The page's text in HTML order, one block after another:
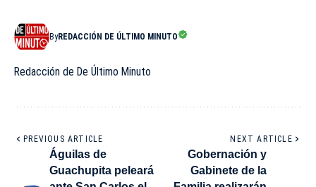
ByREDACCIÓN DE ÚLTIMO MINUTO
Redacción de De Último Minuto
PREVIOUS ARTICLE
Águilas de
Guachupita peleará
NEXT ARTICLE
Gobernación y
Gabinete de la